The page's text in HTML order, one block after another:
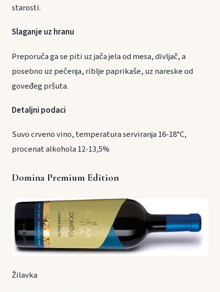
starosti.
Slaganje uz hranu
Preporuča ga se piti uz jača jela od mesa, divljač, a
posebno uz pečenja, riblje paprikaše, uz nareske od
goveđeg pršuta.
Detaljni podaci
Suvo crveno vino, temperatura serviranja 16-18°C,
procenat alkohola 12-13,5%
Domina Premium Edition
Žilavka